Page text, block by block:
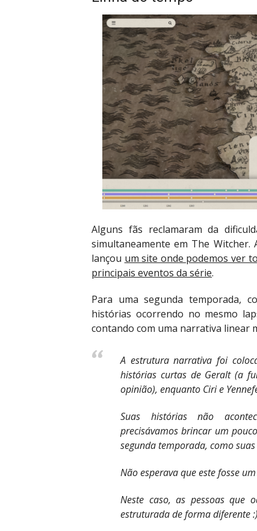
Alguns fãs reclamaram da
simultaneamente em The
lançou um site onde podemos ver
principais eventos da série.
Para uma segunda temporada,
histórias ocorrendo no mesmo
contando com uma narrativa linear
A estrutura narrativa foi
histórias curtas de Geralt (a
opinião), enquanto Ciri e
Suas histórias não
precisávamos brincar um
segunda temporada, como
Não esperava que este fosse
Neste caso, as pessoas que
estruturada de forma diferente